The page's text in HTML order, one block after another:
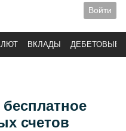
Войти
ВКЛАДЫ ДЕБЕТОВЫЕ
счетов